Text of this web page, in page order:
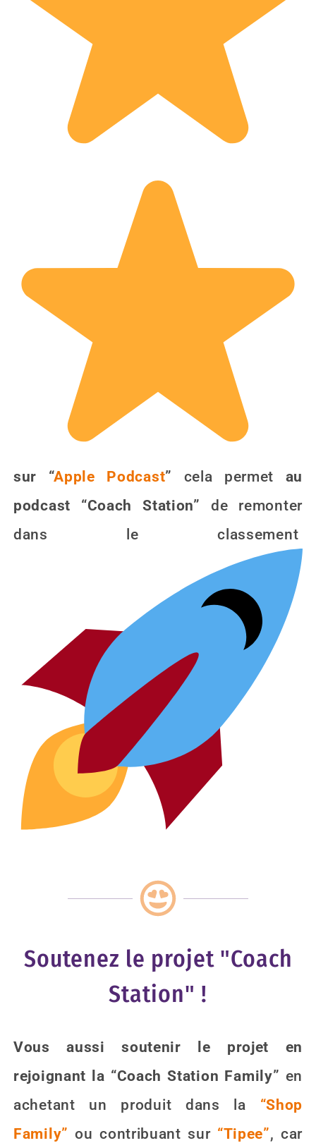
sur “Apple Podcast” cela permet au
podcast “Coach Station” de remonter
dans le classement
Soutenez le projet "Coach
Station" !
Vous aussi soutenir le projet en
rejoignant la “Coach Station Family” en
achetant un produit dans la “Shop
Family” ou contribuant sur “Tipee”, car